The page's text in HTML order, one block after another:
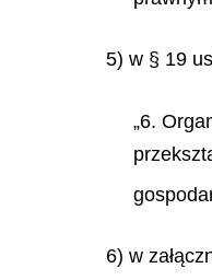
5) w § 19
„6.
6) w